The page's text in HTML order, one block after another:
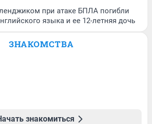
при атаке БПЛА погибли
языка и ее 12-летняя дочь
ЗНАКОМСТВА
знакомиться